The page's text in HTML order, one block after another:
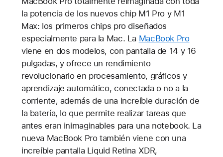
la potencia de los nuevos chip M1 Pro y M1
Max: los primeros chips pro diseñados
especialmente para la Mac. La MacBook Pro
viene en dos modelos, con pantalla de 14 y 16
pulgadas, y ofrece un rendimiento
revolucionario en procesamiento, gráficos y
aprendizaje automático, conectada o no a la
corriente, además de una increíble duración de
la batería, lo que permite realizar tareas que
antes eran inimaginables para una notebook. La
nueva MacBook Pro también viene con una
increíble pantalla Liquid Retina XDR,